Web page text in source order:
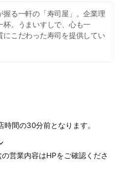
握る一軒の「寿司屋」。企業理
。うまいすしで、心も一
こだわった寿司を提供してい
間の30分前となります。
営業内容はHPをご確認くださ